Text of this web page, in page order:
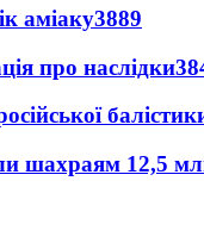
аміаку3889
про наслідки
шахраям 12,5